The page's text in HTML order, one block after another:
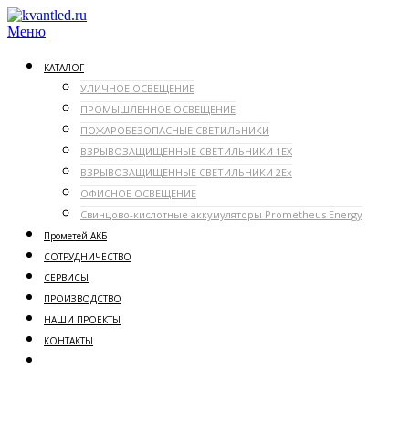
Перейти
к
Меню
КАТАЛОГ
УЛИЧНОЕ ОСВЕЩЕНИЕ
ПРОМЫШЛЕННОЕ ОСВЕЩЕНИЕ
ПОЖАРОБЕЗОПАСНЫЕ СВЕТИЛЬНИКИ
ВЗРЫВОЗАЩИЩЕННЫЕ СВЕТИЛЬНИКИ 1ЕX
ВЗРЫВОЗАЩИЩЕННЫЕ СВЕТИЛЬНИКИ 2Ex
ОФИСНОЕ ОСВЕЩЕНИЕ
Свинцово-кислотные аккумуляторы Prometheus Energy
Прометей АКБ
СОТРУДНИЧЕСТВО
СЕРВИСЫ
ПРОИЗВОДСТВО
НАШИ ПРОЕКТЫ
КОНТАКТЫ